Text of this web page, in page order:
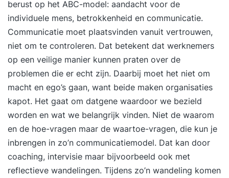
berust op het ABC-model: aandacht voor de
individuele mens, betrokkenheid en communicatie.
Communicatie moet plaatsvinden vanuit vertrouwen,
niet om te controleren. Dat betekent dat werknemers
op een veilige manier kunnen praten over de
problemen die er echt zijn. Daarbij moet het niet om
macht en ego’s gaan, want beide maken organisaties
kapot. Het gaat om datgene waardoor we bezield
worden en wat we belangrijk vinden. Niet de waarom
en de hoe-vragen maar de waartoe-vragen, die kun je
inbrengen in zo’n communicatiemodel. Dat kan door
coaching, intervisie maar bijvoorbeeld ook met
reflectieve wandelingen. Tijdens zo’n wandeling komen